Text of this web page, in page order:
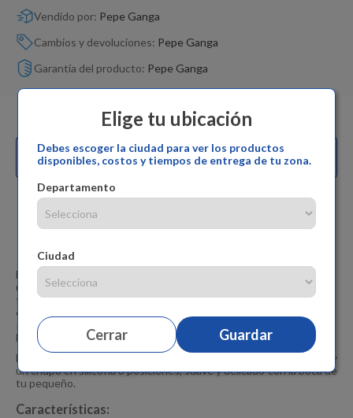
Elige tu ubicación
Debes escoger la ciudad para ver los productos
disponibles, costos y tiempos de entrega de tu zona.
Departamento
Ciudad
Cerrar Guardar
Vendido por: Pepe Ganga
Cambios y devoluciones: Pepe Ganga
Garantía del producto: Pepe Ganga
Compra con ysolicita tu
cupo.
Este fantástico Tetero cuenta con un diseño de cuello ancho y
un chupo en silicona 3 posiciones, suave y delicado con la boca de
tu pequeño. Además, cuenta con un hermoso diseño inspirado en
el ratoncito Mickey Mouse que seguro a tu bebé le encantará.
¡No esperes más y anímate a llevarlo ahora! Recomendado para
bebés desde los 0 meses en adelante.
Este fantástico Tetero cuenta con un diseño de cuello ancho y
un chupo en silicona 3 posiciones, suave y delicado con la boca de
tu pequeño.
Características: